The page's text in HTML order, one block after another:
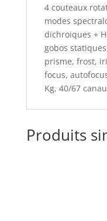
4 couteaux
modes
dichroiques +
gobos statiques
prisme, frost,
focus,
Kg, 40/67
Produits